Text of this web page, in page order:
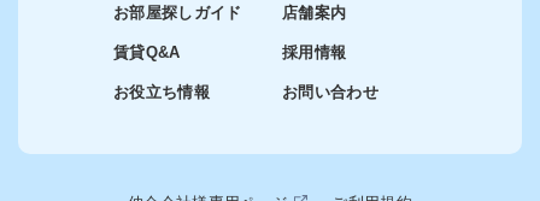
お部屋探しガイド
賃貸Q&A
お役立ち情報
店舗案内
採用情報
お問い合わせ